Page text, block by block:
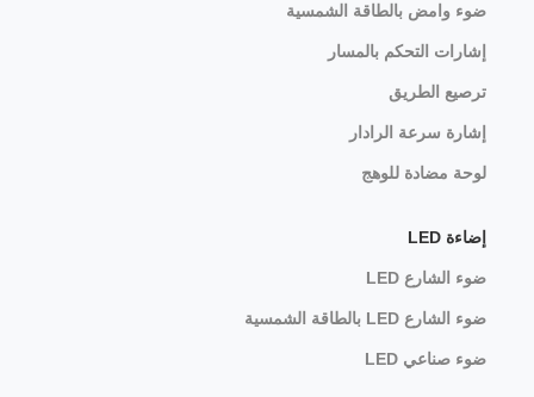
ضوء وامض بالطاقة الشمسية
إشارات التحكم بالمسار
ترصيع الطريق
إشارة سرعة الرادار
لوحة مضادة للوهج
إضاءة LED
ضوء الشارع LED
ضوء الشارع LED بالطاقة الشمسية
ضوء صناعي LED